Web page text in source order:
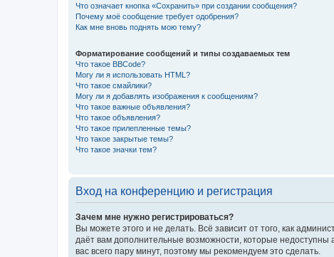
Что означает кнопка «Сохранить» при создании сообщения?
Почему моё сообщение требует одобрения?
Как мне вновь поднять мою тему?
Форматирование сообщений и типы создаваемых тем
Что такое BBCode?
Могу ли я использовать HTML?
Что такое смайлики?
Могу ли я добавлять изображения к сообщениям?
Что такое важные объявления?
Что такое объявления?
Что такое прилепленные темы?
Что такое закрытые темы?
Что такое значки тем?
Вход на конференцию и регистрация
Зачем мне нужно регистрироваться?
Вы можете этого и не делать. Всё зависит от того, как
даёт вам дополнительные возможности, которые
вас всего пару минут, поэтому мы рекомендуем это сделать.